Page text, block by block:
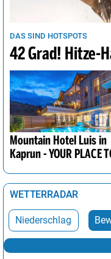
DAS SIND HOTSPOTS
42 Grad! Hitze-
Mountain Hotel Luis in
Kaprun - YOUR PLACE
WETTERRADAR
Niederschlag